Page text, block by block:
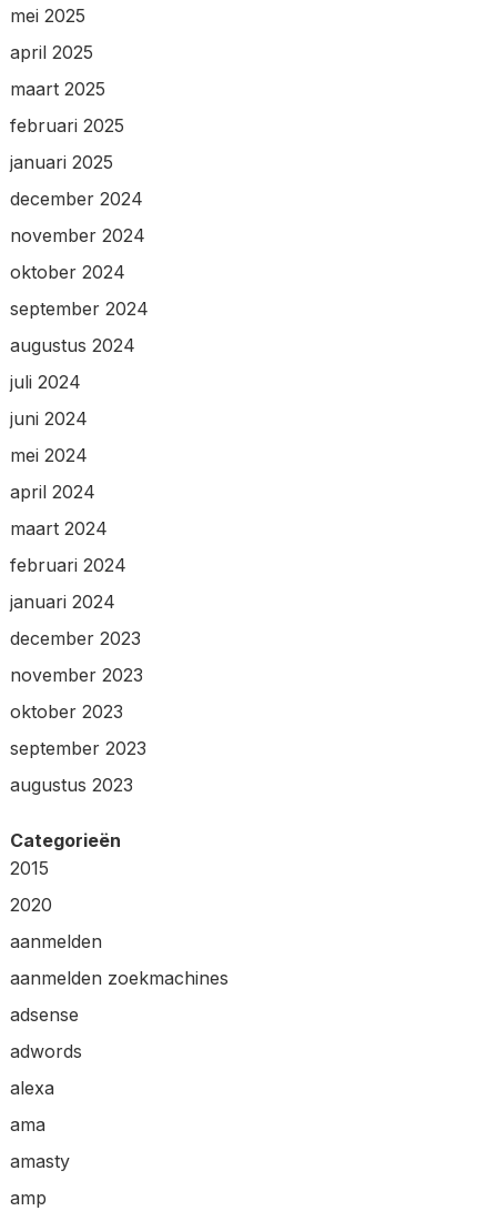
mei 2025
april 2025
maart 2025
februari 2025
januari 2025
december 2024
november 2024
oktober 2024
september 2024
augustus 2024
juli 2024
juni 2024
mei 2024
april 2024
maart 2024
februari 2024
januari 2024
december 2023
november 2023
oktober 2023
september 2023
augustus 2023
Categorieën
2015
2020
aanmelden
aanmelden zoekmachines
adsense
adwords
alexa
ama
amasty
amp